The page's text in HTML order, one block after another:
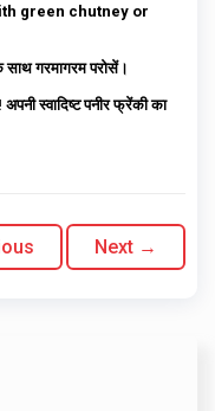
green chutney or
साथ गरमागरम परोसें।
स्वादिष्ट पनीर फ्रेंकी का
Next →